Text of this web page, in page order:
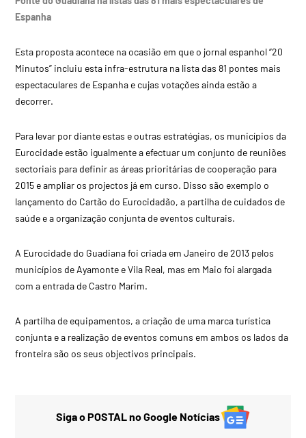
Espanha
Esta proposta acontece na ocasião em que o jornal espanhol “20
Minutos” incluiu esta infra-estrutura na lista das 81 pontes mais
espectaculares de Espanha e cujas votações ainda estão a
decorrer.
Para levar por diante estas e outras estratégias, os municípios da
Eurocidade estão igualmente a efectuar um conjunto de reuniões
sectoriais para definir as áreas prioritárias de cooperação para
2015 e ampliar os projectos já em curso. Disso são exemplo o
lançamento do Cartão do Eurocidadão, a partilha de cuidados de
saúde e a organização conjunta de eventos culturais.
A Eurocidade do Guadiana foi criada em Janeiro de 2013 pelos
municípios de Ayamonte e Vila Real, mas em Maio foi alargada
com a entrada de Castro Marim.
A partilha de equipamentos, a criação de uma marca turística
conjunta e a realização de eventos comuns em ambos os lados da
fronteira são os seus objectivos principais.
Siga o POSTAL no Google Notícias